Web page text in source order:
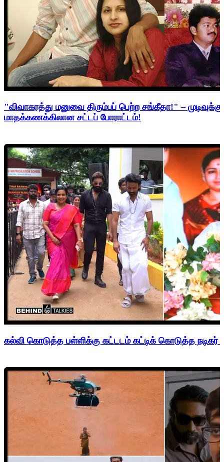
"விவாகரத்து மனுவை திரும்பப் பெற்ற சங்கீதா!" –
மாதக்கணக்கிலான சட்டப் போராட்டம்!
கல்வி கொடுத்த பள்ளிக்கு கட்டடம் கட்டிக் கொடுத்த நடிகர்